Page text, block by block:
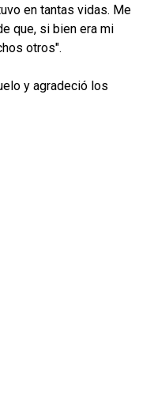
en tantas vidas. Me
que, si bien era mi
otros".
y agradeció los